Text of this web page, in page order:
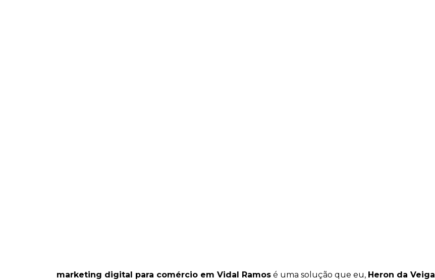
marketing digital para comércio em Vidal Ramos é uma solução que eu, Heron da Veiga